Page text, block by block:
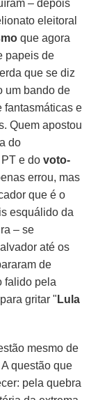
– depois
eleitoral
que agora
papeis de
que se diz
um bando de
fantasmáticas e
Quem apostou
do
PT e dovoto-
errou, mas
que é o
esquálido da
– se
até os
de
falido pela
gritar " Lula
mesmo de
questão que
pela quebra